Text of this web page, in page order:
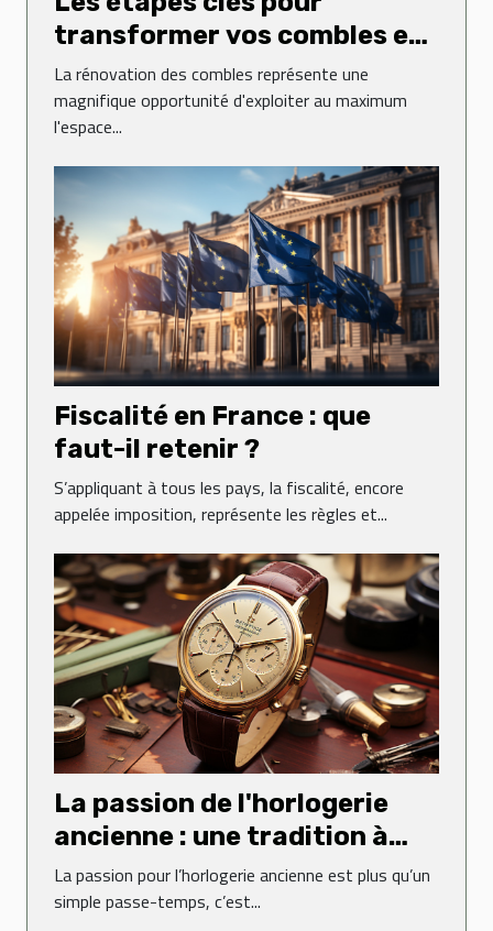
transformer vos combles en
espace de vie
La rénovation des combles représente une
magnifique opportunité d'exploiter au maximum
l'espace...
Fiscalité en France : que
faut-il retenir ?
S’appliquant à tous les pays, la fiscalité, encore
appelée imposition, représente les règles et...
La passion de l'horlogerie
ancienne : une tradition à
perpétuer
La passion pour l’horlogerie ancienne est plus qu’un
simple passe-temps, c’est...